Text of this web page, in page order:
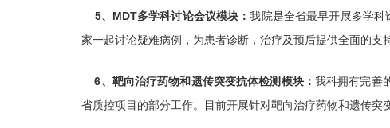
5、MDT多学科讨论会议模块：我院是全省最早开展多学
家一起讨论疑难病例，为患者诊断，治疗及预后提供全面的支持
6、靶向治疗药物和遗传突变抗体检测模块： 我科拥有完善
省质控项目的部分工作。目前开展针对靶向治疗药物和遗传